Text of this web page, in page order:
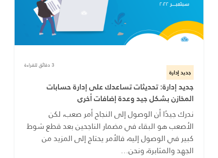
جديد إدارة
3 دقائق للقراءة
جديد إدارة: تحديثات تساعدك على إدارة حسابات
المخازن بشكل جيد وعدة إضافات أخرى
ندرك جيدًا أن الوصول إلى النجاح أمر صعب، لكن
الأصعب هو البقاء في مضمار الناجحين بعد قطع شوط
كبير في الوصول إليه، فالأمر يحتاج إلى المزيد من
الجهد والمثابرة، ونحن…